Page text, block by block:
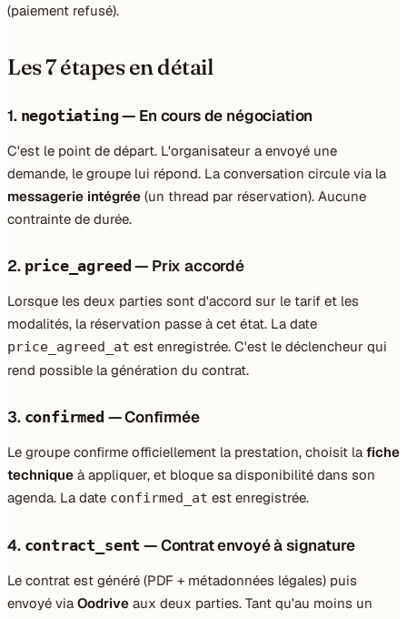
(paiement refusé).
Les 7 étapes en détail
1. negotiating — En cours de négociation
C'est le point de départ. L'organisateur a envoyé une
demande, le groupe lui répond. La conversation circule via la
messagerie intégrée (un thread par réservation). Aucune
contrainte de durée.
2. price_agreed — Prix accordé
Lorsque les deux parties sont d'accord sur le tarif et les
modalités, la réservation passe à cet état. La date
price_agreed_at est enregistrée. C'est le déclencheur qui
rend possible la génération du contrat.
3. confirmed — Confirmée
Le groupe confirme officiellement la prestation, choisit la fiche
technique à appliquer, et bloque sa disponibilité dans son
agenda. La date confirmed_at est enregistrée.
4. contract_sent — Contrat envoyé à signature
Le contrat est généré (PDF + métadonnées légales) puis
envoyé via Oodrive aux deux parties. Tant qu'au moins un